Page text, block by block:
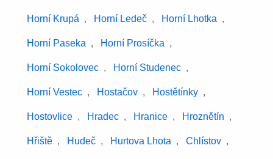
Horní Krupá , Horní Ledeč , Horní Lhotka ,
Horní Paseka , Horní Prosíčka ,
Horní Sokolovec , Horní Studenec ,
Horní Vestec , Hostačov , Hostětínky ,
Hostovlice , Hradec , Hranice , Hroznětín ,
Hřiště , Hudeč , Hurtova Lhota , Chlístov ,